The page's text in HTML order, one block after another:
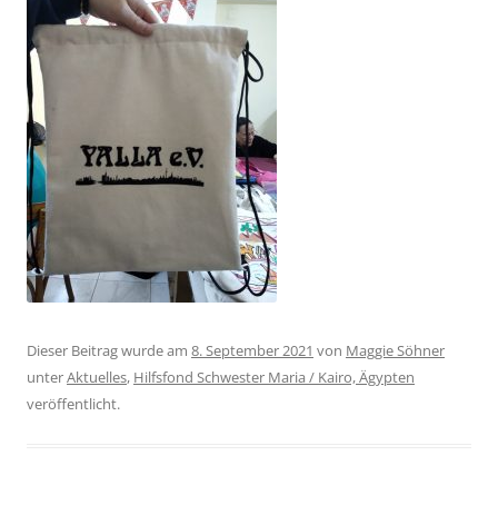
Dieser Beitrag wurde am 8. September 2021 von Maggie Söhner
unterAktuelles, Hilfsfond Schwester Maria / Kairo, Ägypten
veröffentlicht.